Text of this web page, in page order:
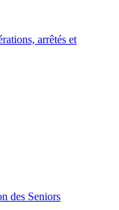
arrêtés et
des Seniors